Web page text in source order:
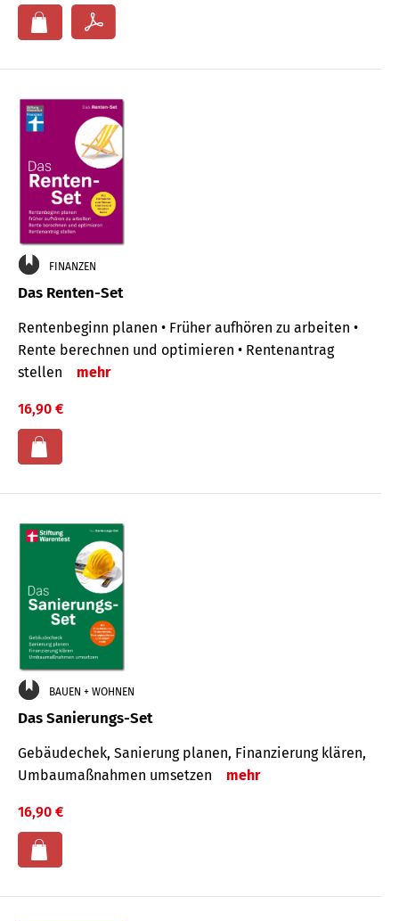
FINANZEN
Das Renten-Set
Rentenbeginn planen • Früher aufhören zu arbeiten •
Rente berechnen und optimieren • Rentenantrag
stellen
mehr
16,90 €
BAUEN + WOHNEN
Das Sanierungs-Set
Gebäudechek, Sanierung planen, Finanzierung klären,
Umbaumaßnahmen umsetzen
mehr
16,90 €